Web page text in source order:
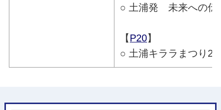
○ 土浦発 未来への伝
【P20】
○ 土浦キララまつり